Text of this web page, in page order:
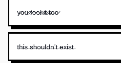
y̷o̷u̷ ̷f̷e̷e̷l̷ ̷i̷t̷ ̷t̷o̷o̷
t̶h̶i̶s̶ ̶s̶h̶o̶u̶l̶d̶n̶’̶t̶ ̶e̶x̶i̶s̶t̶